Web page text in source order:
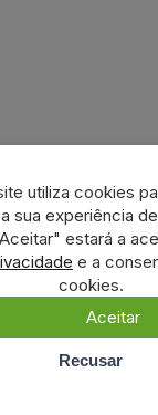
utiliza cookies
sua experiência
estará a
e a
cookies.
Aceitar
Recusar